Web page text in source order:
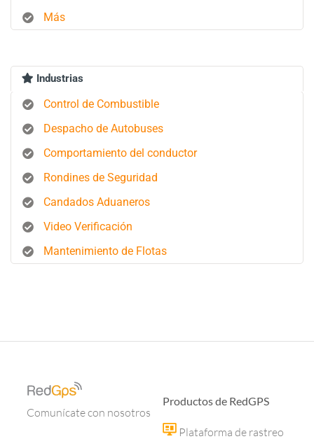
Más
Industrias
Control de Combustible
Despacho de Autobuses
Comportamiento del conductor
Rondines de Seguridad
Candados Aduaneros
Video Verificación
Mantenimiento de Flotas
Comunícate con nosotros
Productos de RedGPS
Plataforma de rastreo